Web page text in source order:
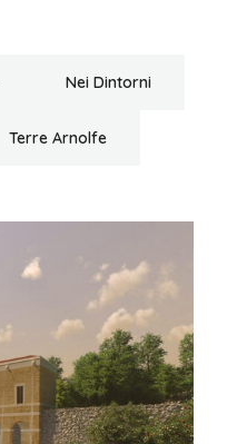
Nei Dintorni
Terre Arnolfe